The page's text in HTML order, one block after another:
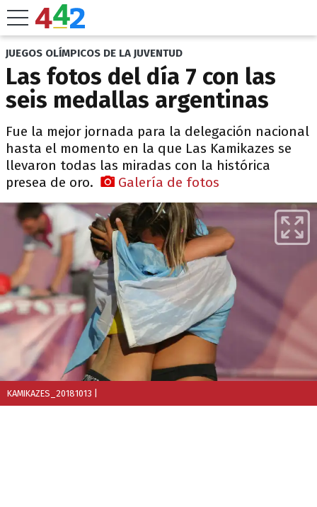
JUEGOS OLÍMPICOS DE LA JUVENTUD
Las fotos del día 7 con las
seis medallas argentinas
Fue la mejor jornada para la delegación nacional
hasta el momento en la que Las Kamikazes se
llevaron todas las miradas con la histórica
presea de oro.
Galería de fotos
KAMIKAZES_20181013